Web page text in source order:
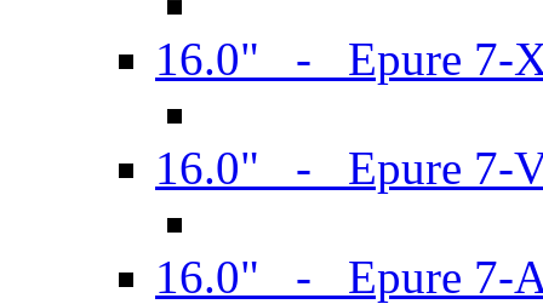
16.0" - Epure 7-
16.0" - Epure 7-
16.0" - Epure 7-